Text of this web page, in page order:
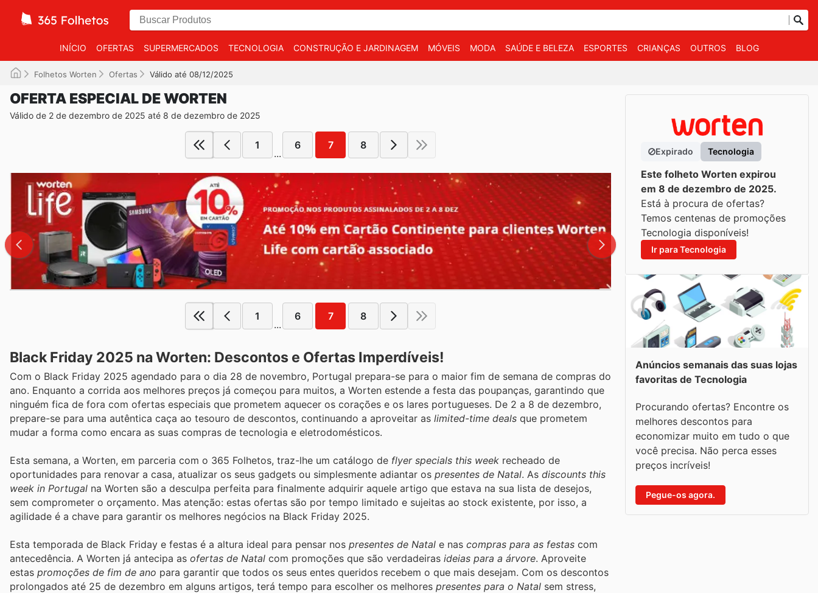
INÍCIO OFERTAS SUPERMERCADOS TECNOLOGIA CONSTRUÇÃO E JARDINAGEM MÓVEIS MODA SAÚDE E BELEZA ESPORTES CRIANÇAS OUTROS BLOG
Folhetos Worten Ofertas Válido até 08/12/2025
OFERTA ESPECIAL DE WORTEN
Válido de 2 de dezembro de 2025 até 8 de dezembro de 2025
1
...
6 7 8
1
...
6 7 8
Black Friday 2025 na Worten: Descontos e Ofertas Imperdíveis!
Com o Black Friday 2025 agendado para o dia 28 de novembro, Portugal prepara-se para o maior fim de semana de compras do
ano. Enquanto a corrida aos melhores preços já começou para muitos, a Worten estende a festa das poupanças, garantindo que
ninguém fica de fora com ofertas especiais que prometem aquecer os corações e os lares portugueses. De 2 a 8 de dezembro,
prepare-se para uma autêntica caça ao tesouro de descontos, continuando a aproveitar as limited-time deals que prometem
mudar a forma como encara as suas compras de tecnologia e eletrodomésticos.
Esta semana, a Worten, em parceria com o 365 Folhetos, traz-lhe um catálogo de flyer specials this week recheado de
oportunidades para renovar a casa, atualizar os seus gadgets ou simplesmente adiantar os presentes de Natal. As discounts this
week in Portugal na Worten são a desculpa perfeita para finalmente adquirir aquele artigo que estava na sua lista de desejos,
sem comprometer o orçamento. Mas atenção: estas ofertas são por tempo limitado e sujeitas ao stock existente, por isso, a
agilidade é a chave para garantir os melhores negócios na Black Friday 2025.
Esta temporada de Black Friday e festas é a altura ideal para pensar nos presentes de Natal e nas compras para as festas com
antecedência. A Worten já antecipa as ofertas de Natal com promoções que são verdadeiras ideias para a árvore. Aproveite
estas promoções de fim de ano para garantir que todos os seus entes queridos recebem o que mais desejam. Com os descontos
prolongados até 25 de dezembro em alguns artigos, terá tempo para escolher os melhores presentes para o Natal sem stress,
Expirado Tecnologia
Este folheto Worten expirou
em 8 de dezembro de 2025.
Está à procura de ofertas?
Temos centenas de promoções
Tecnologia disponíveis!
Ir para Tecnologia
Anúncios semanais das suas lojas
favoritas de Tecnologia
Procurando ofertas? Encontre os
melhores descontos para
economizar muito em tudo o que
você precisa. Não perca esses
preços incríveis!
Pegue-os agora.